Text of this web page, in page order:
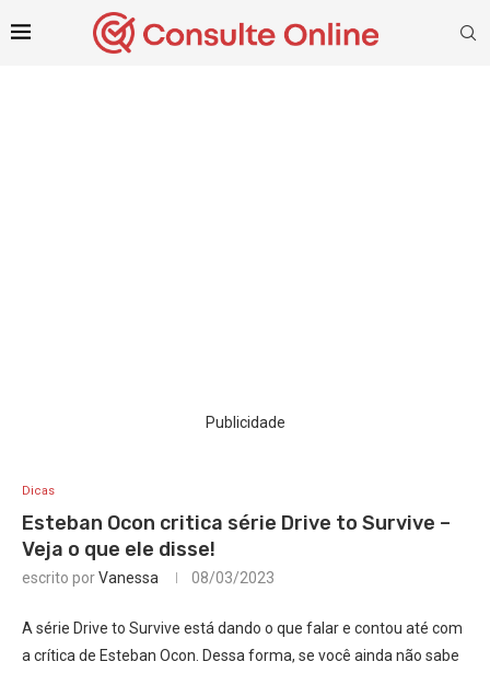
Publicidade
Dicas
Esteban Ocon critica série Drive to Survive –
Veja o que ele disse!
escrito porVanessa 08/03/2023
A série Drive to Survive está dando o que falar e contou até com
a crítica de Esteban Ocon. Dessa forma, se você ainda não sabe